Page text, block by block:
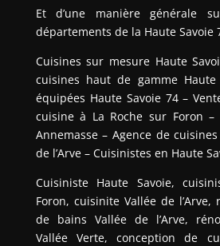
Et d’une manière générale
départements de la Haute Savoie
Cuisines sur mesure Haute
cuisines haut de gamme Haute
équipées Haute Savoie 74 –
cuisine à La Roche sur Foron –
Annemasse – Agence de
de l’Arve – Cuisinistes en Haute
Cuisiniste Haute Savoie,
Foron, cuisinite Vallée de
de bains Vallée de l’Arve,
Vallée Verte, conception de